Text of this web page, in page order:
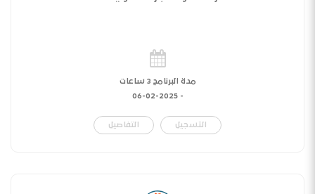
مدة البرنامج 3 ساعات
-
06-02-2025
التسجيل التفاصيل